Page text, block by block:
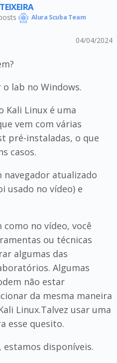
Alura Scuba Team
04/04/2024
o lab no Windows.
Kali Linux é uma
vem com várias
pré-instaladas, o que
casos.
atualizado
usado no vídeo) e
no vídeo, você
ou técnicas
algumas das
Algumas
não estar
da mesma maneira
Linux.Talvez usar uma
esse quesito.
disponíveis.